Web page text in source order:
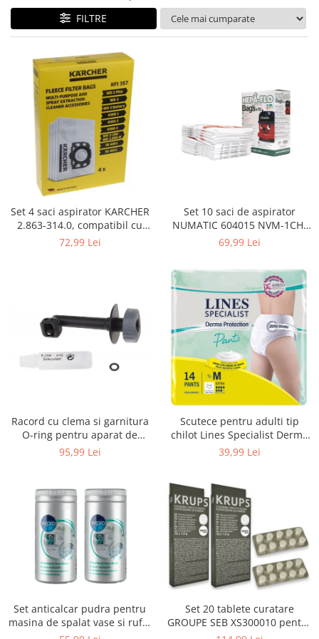
Curatenie si intretinere
Decoratiuni
Hobby-uri creative
Iluminat & Electrice
Jaluzele
Kit-uri automatizari porti si usi
Mobila dormitor
Mobila gradina & terasa
Mobila Living & Dining
Organizare si depozitare
Rafturi
Textile si covoare
Uscatoare rufe
Utilaje si materiale de constructii
Laptop, Tablete & Telefoane
Telefoane Mobile & accesorii
Wearable & Gadgeturi
Accesorii si piese masini spalat
rufe si uscatoare
Accesorii si piese masini spalat
Aparate Frigorifice
Aparate Racire Aer
Aragaze si cuptoare cu microunde
Climatizare & sisteme de incalzire
Electrocasnice pentru Bucatarie
FILTRE
Set 4 saci aspirator KARCHER
2.863-314.0, compatibil cu
WD, KWD, SE
72,99 Lei
Set 10 saci de aspirator
NUMATIC 604015 NVM-1CH,
9L
69,99 Lei
Racord cu clema si garnitura
O-ring pentru aparat de
spalat cu presiune, KARCHER
95,99 Lei
Scutece pentru adulti tip
chilot Lines Specialist Derma
Protection Extra, 7 picaturi,
39,99 Lei
Set anticalcar pudra pentru
masina de spalat vase si rufe,
WPRO 484000008416, 2 x 250g
Set 20 tablete curatare
GROUPE SEB XS300010 pentru
espressoare Krups (2x10